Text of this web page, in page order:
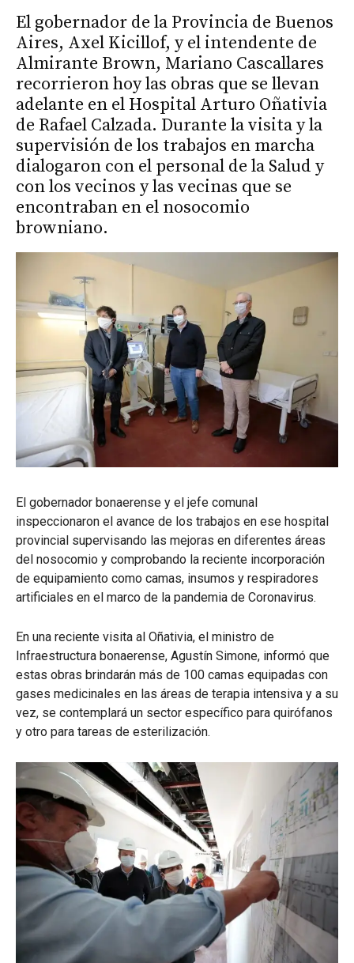
El gobernador de la Provincia de Buenos
Aires, Axel Kicillof, y el intendente de
Almirante Brown, Mariano Cascallares
recorrieron hoy las obras que se llevan
adelante en el Hospital Arturo Oñativia
de Rafael Calzada. Durante la visita y la
supervisión de los trabajos en marcha
dialogaron con el personal de la Salud y
con los vecinos y las vecinas que se
encontraban en el nosocomio
browniano.
El gobernador bonaerense y el jefe comunal
inspeccionaron el avance de los trabajos en ese hospital
provincial supervisando las mejoras en diferentes áreas
del nosocomio y comprobando la reciente incorporación
de equipamiento como camas, insumos y respiradores
artificiales en el marco de la pandemia de Coronavirus.
En una reciente visita al Oñativia, el ministro de
Infraestructura bonaerense, Agustín Simone, informó que
estas obras brindarán más de 100 camas equipadas con
gases medicinales en las áreas de terapia intensiva y a su
vez, se contemplará un sector específico para quirófanos
y otro para tareas de esterilización.